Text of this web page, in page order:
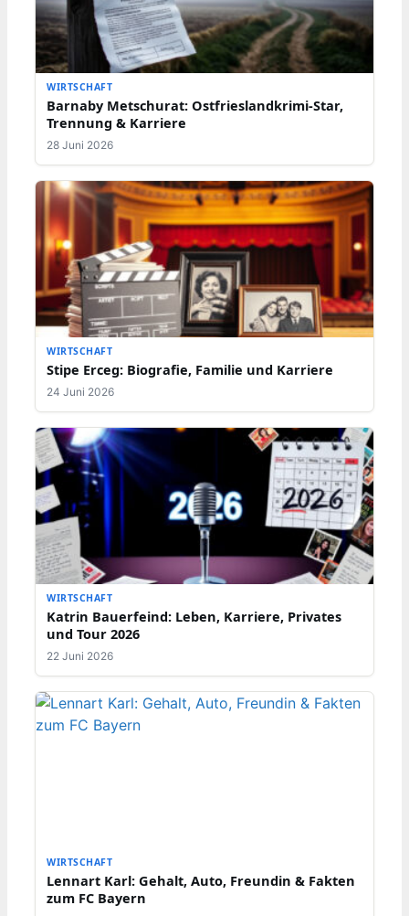
WIRTSCHAFT
Barnaby Metschurat: Ostfrieslandkrimi-Star,
Trennung & Karriere
28 Juni 2026
WIRTSCHAFT
Stipe Erceg: Biografie, Familie und Karriere
24 Juni 2026
WIRTSCHAFT
Katrin Bauerfeind: Leben, Karriere, Privates
und Tour 2026
22 Juni 2026
WIRTSCHAFT
Lennart Karl: Gehalt, Auto, Freundin & Fakten
zum FC Bayern